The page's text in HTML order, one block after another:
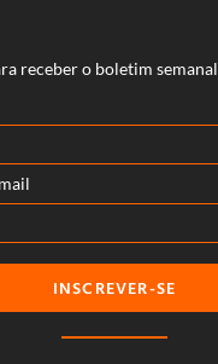
receber o boletim semanal
INSCREVER-SE